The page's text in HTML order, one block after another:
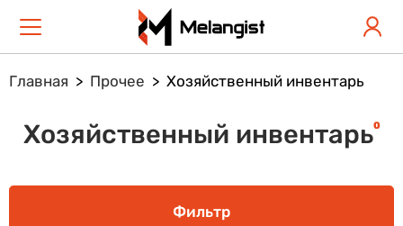
Главная Прочее Хозяйственный инвентарь
Хозяйственный инвентарь0
Фильтр